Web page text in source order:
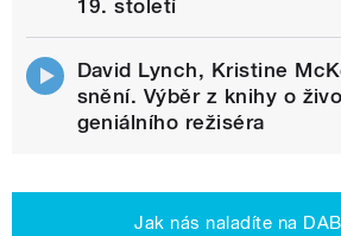
19. století
David Lynch, Kristine
snění. Výběr z knihy o
geniálního režiséra
Jak nás naladíte na